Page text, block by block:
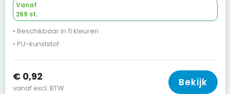
Vanaf
269 st.
• Beschikbaar in 11 kleuren
• PU-kunststof
€ 0,92
vanaf excl. BTW Bekijk